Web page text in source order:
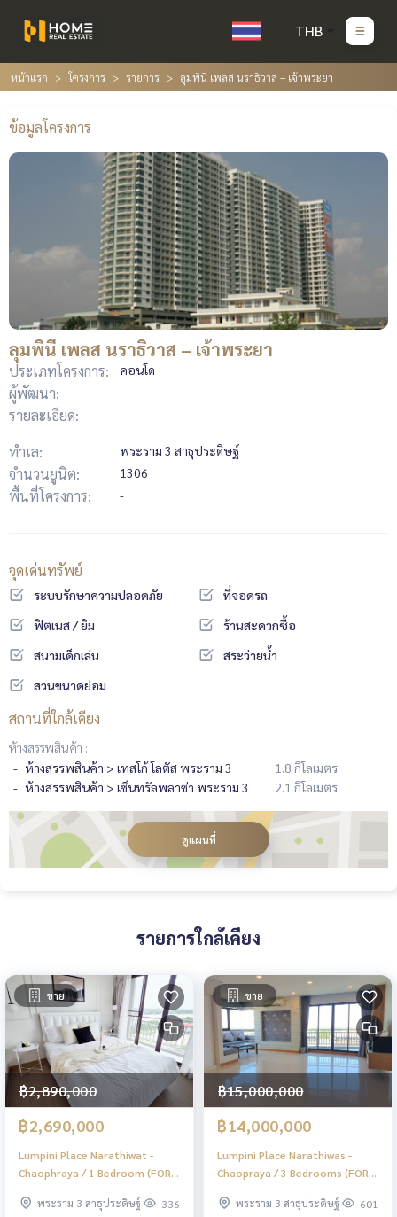
THB
หน้าแรก โครงการ รายการ ลุมพินี เพลส นราธิวาส – เจ้าพระยา
ข้อมูลโครงการ
ลุมพินี เพลส นราธิวาส – เจ้าพระยา
ประเภทโครงการ: คอนโด
ผู้พัฒนา: -
รายละเอียด:
ทำเล:
พระราม 3 สาธุประดิษฐ์
จำนวนยูนิต: 1306
พื้นที่โครงการ: -
จุดเด่นทรัพย์
ระบบรักษาความปลอดภัย
ที่จอดรถ
ฟิตเนส / ยิม
ร้านสะดวกซื้อ
สนามเด็กเล่น
สระว่ายน้ำ
สวนขนาดย่อม
สถานที่ใกล้เคียง
ห้างสรรพสินค้า :
ห้างสรรพสินค้า > เทสโก้ โลตัส พระราม 3
1.8 กิโลเมตร
ห้างสรรพสินค้า > เซ็นทรัลพลาซ่า พระราม 3
2.1 กิโลเมตร
ดูแผนที่
รายการใกล้เคียง
ขาย
฿2,890,000
฿2,690,000
Lumpini Place Narathiwat -
Chaophraya / 1 Bedroom (FOR
เจ้าพระยา / 1 ห้องนอน (ขาย)
พระราม 3 สาธุประดิษฐ์ 336
ขาย
฿15,000,000
฿14,000,000
Lumpini Place Narathiwas -
Chaopraya / 3 Bedrooms (FOR
เจ้าพระยา / 3 ห้องนอน (ขาย)
พระราม 3 สาธุประดิษฐ์ 601